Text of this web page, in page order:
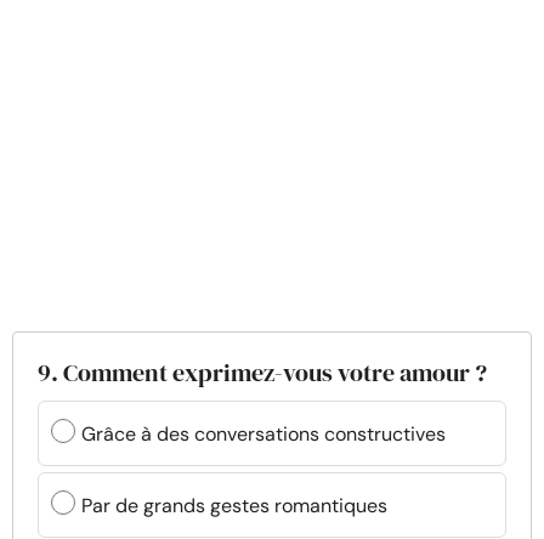
9. Comment exprimez-vous votre amour ?
Grâce à des conversations constructives
Par de grands gestes romantiques